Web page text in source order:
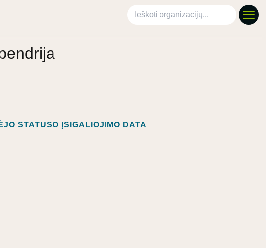
Ieškoti organizacijų
STATUSO ĮSIGALIOJIMO DATA